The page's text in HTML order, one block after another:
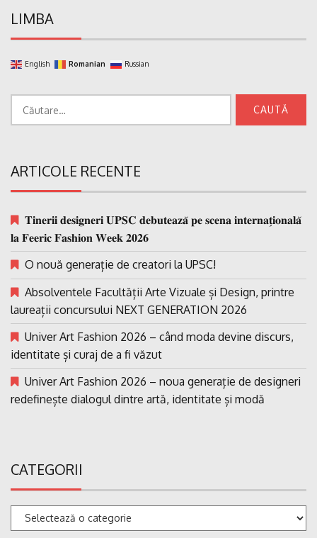
LIMBA
English Romanian Russian
ARTICOLE RECENTE
𝐓𝐢𝐧𝐞𝐫𝐢𝐢 𝐝𝐞𝐬𝐢𝐠𝐧𝐞𝐫𝐢 𝐔𝐏𝐒𝐂 𝐝𝐞𝐛𝐮𝐭𝐞𝐚𝐳𝐚̆ 𝐩𝐞 𝐬𝐜𝐞𝐧𝐚 𝐢𝐧𝐭𝐞𝐫𝐧𝐚𝐭̗𝐢𝐨𝐧𝐚𝐥𝐚̆
𝐥𝐚 𝐅𝐞𝐞𝐫𝐢𝐜 𝐅𝐚𝐬𝐡𝐢𝐨𝐧 𝐖𝐞𝐞𝐤 𝟐𝟎𝟐𝟔
O nouă generație de creatori la UPSC!
Absolventele Facultății Arte Vizuale și Design, printre
laureații concursului NEXT GENERATION 2026
Univer Art Fashion 2026 – când moda devine discurs,
identitate și curaj de a fi văzut
Univer Art Fashion 2026 – noua generație de designeri
redefinește dialogul dintre artă, identitate și modă
CATEGORII
Categorii